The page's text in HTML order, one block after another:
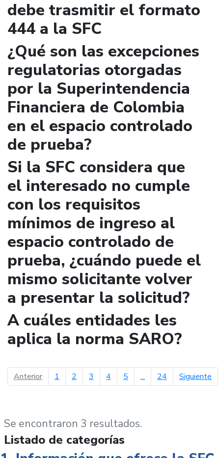
debe trasmitir el formato
444 a la SFC
¿Qué son las excepciones
regulatorias otorgadas
por la Superintendencia
Financiera de Colombia
en el espacio controlado
de prueba?
Si la SFC considera que
el interesado no cumple
con los requisitos
mínimos de ingreso al
espacio controlado de
prueba, ¿cuándo puede el
mismo solicitante volver
a presentar la solicitud?
A cuáles entidades les
aplica la norma SARO?
Anteriorpágina anterior
1 2 3 4 5 ... 24 Siguiente
Se encontraron 3 resultados.
Listado de categorías